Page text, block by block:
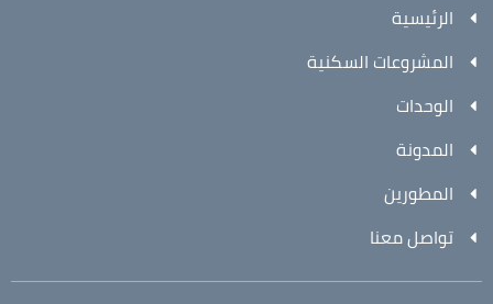
الرئيسية
المشروعات السكنية
الوحدات
المدونة
المطورين
تواصل معنا